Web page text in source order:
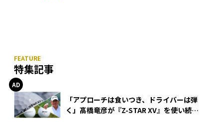
特集記事
「アプローチは食いつき、ドライバーは弾
く」髙橋竜彦が『Z-STAR XV』を使い続け